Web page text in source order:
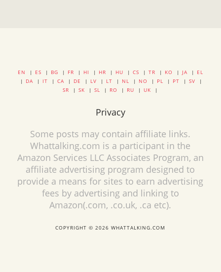
EN | ES | BG | FR | HI | HR | HU | CS | TR | KO | JA | EL
| DA | IT | CA | DE | LV | LT | NL | NO | PL | PT | SV |
SR | SK | SL | RO | RU | UK |
Privacy
Some posts may contain affiliate links.
Whattalking.com is a participant in the
Amazon Services LLC Associates Program, an
affiliate advertising program designed to
provide a means for sites to earn advertising
fees by advertising and linking to
Amazon(.com, .co.uk, .ca etc).
COPYRIGHT © 2026 WHATTALKING.COM